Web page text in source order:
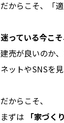
だからこそ、「
迷っている今こ
建売が良いのか
ネットやSNSを
だからこそ、
まずは
「家づく